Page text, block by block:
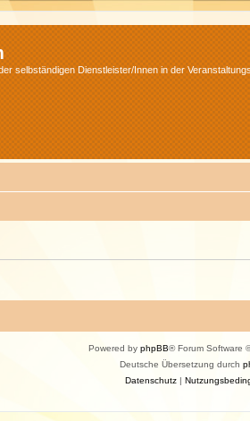
selbständigen Dienstleister/Innen in der
Powered by phpBB® Forum Software
Deutsche Übersetzung durch
Datenschutz|